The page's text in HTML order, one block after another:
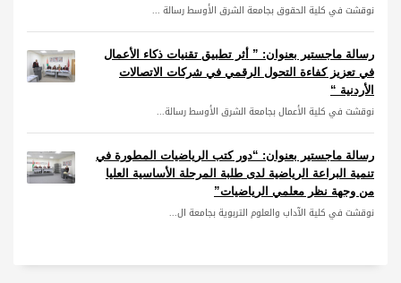
نوقشت في كلية الحقوق بجامعة الشرق الأوسط رسالة ...
رسالة ماجستير بعنوان: ” أثر تطبيق تقنيات ذكاء الأعمال
في تعزيز كفاءة التحول الرقمي في شركات الاتصالات
الأردنية “
نوقشت في كلية الأعمال بجامعة الشرق الأوسط رسالة...
رسالة ماجستير بعنوان: “دور كتب الرياضيات المطورة في
تنمية البراعة الرياضية لدى طلبة المرحلة الأساسية العليا
من وجهة نظر معلمي الرياضيات”
نوقشت في كلية الآداب والعلوم التربوية بجامعة ال...